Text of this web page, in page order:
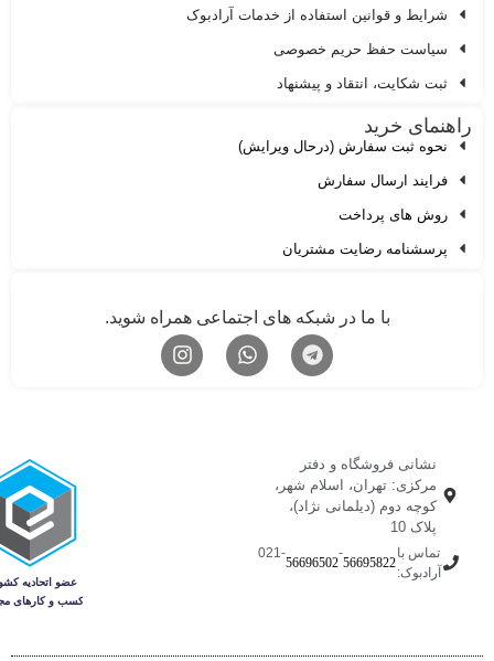
شرایط و قوانین استفاده از خدمات آرادبوک
سیاست حفظ حریم خصوصی
ثبت شکایت، انتقاد و پیشنهاد
خرید
نحوه ثبت سفارش (درحال ویرایش)
فرایند ارسال سفارش
روش های پرداخت
پرسشنامه رضایت مشتریان
با ما در شبکه های اجتماعی همراه شوید.
نشانی فروشگاه و دفتر
مرکزی: تهران، اسلام شهر،
کوچه دوم (دیلمانی نژاد)،
تماس با
آرادبوک:
56695822
56696502